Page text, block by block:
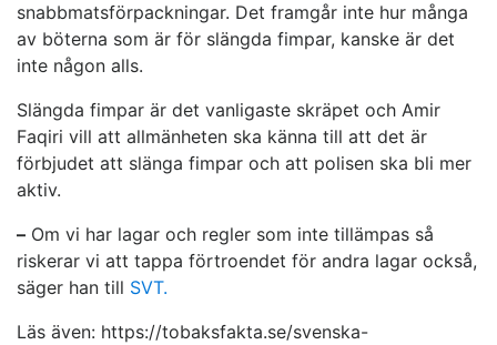
snabbmatsförpackningar. Det framgår inte hur många
av böterna som är för slängda fimpar, kanske är det
inte någon alls.
Slängda fimpar är det vanligaste skräpet och Amir
Faqiri vill att allmänheten ska känna till att det är
förbjudet att slänga fimpar och att polisen ska bli mer
aktiv.
– Om vi har lagar och regler som inte tillämpas så
riskerar vi att tappa förtroendet för andra lagar också,
säger han till SVT.
Läs även: https://tobaksfakta.se/svenska-